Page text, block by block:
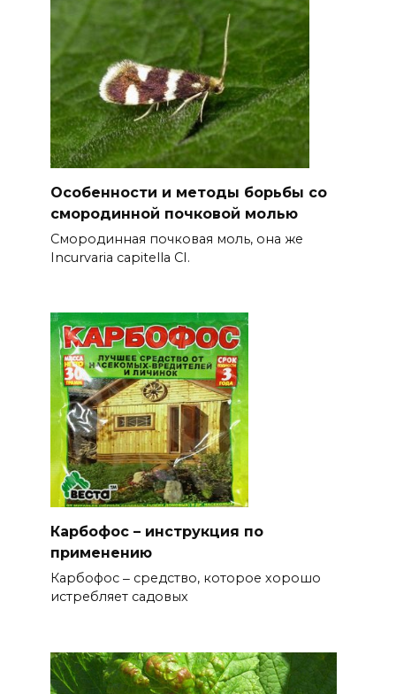
Особенности и методы борьбы со
смородинной почковой молью
Смородинная почковая моль, она же
Incurvaria capitella СІ.
Карбофос – инструкция по
применению
Карбофос ‒ средство, которое хорошо
истребляет садовых